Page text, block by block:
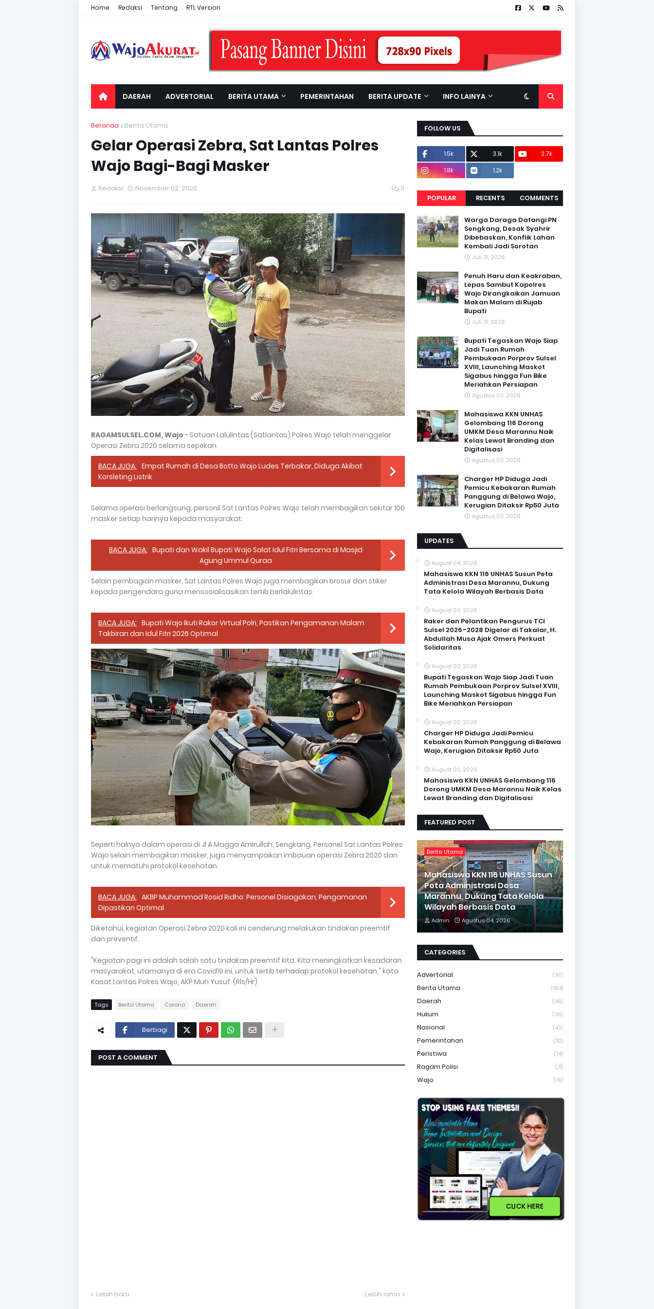
Home Redaksi Tentang RTL Version
DAERAH ADVERTORIAL BERITA UTAMA PEMERINTAHAN BERITA UPDATE INFO LAINYA
Beranda Berita Utama
Gelar Operasi Zebra, Sat Lantas Polres
Wajo Bagi-Bagi Masker
Redaksi November 02, 2020 0
RAGAMSULSEL.COM, Wajo - Satuan Lalulintas (Satlantas) Polres Wajo telah menggelar
Operasi Zebra 2020 selama sepekan.
BACA JUGA: Empat Rumah di Desa Botto Wajo Ludes Terbakar, Diduga Akibat
Korsleting Listrik
Selama operasi berlangsung, personil Sat Lantas Polres Wajo telah membagikan sekitar 100
masker setiap harinya kepada masyarakat.
BACA JUGA: Bupati dan Wakil Bupati Wajo Salat Idul Fitri Bersama di Masjid
Agung Ummul Quraa
Selain pembagian masker, Sat Lantas Polres Wajo juga membagikan brosur dan stiker
kepada pengendara guna mensosialisasikan tertib berlalulintas.
BACA JUGA: Bupati Wajo Ikuti Rakor Virtual Polri, Pastikan Pengamanan Malam
Takbiran dan Idul Fitri 2026 Optimal
Seperti halnya dalam operasi di Jl A Magga Amirullah, Sengkang. Personel Sat Lantas Polres
Wajo selain membagikan masker, juga menyampaikan imbauan operasi Zebra 2020 dan
untuk mematuhi protokol kesehatan.
BACA JUGA: AKBP Muhammad Rosid Ridho: Personel Disiagakan, Pengamanan
Dipastikan Optimal
Diketahui, kegiatan Operasi Zebra 2020 kali ini cenderung melakukan tindakan preemtif
dan preventif.
"Kegiatan pagi ini adalah salah satu tindakan preemtif kita. Kita meningkatkan kesadaran
masyarakat, utamanya di era Covid19 ini, untuk tertib terhadap protokol kesehatan," kata
Kasat Lantas Polres Wajo, AKP Muh Yusuf. (Rls/Hr)
Tags Berita Utama Corona Daerah
Berbagi
POST A COMMENT
Lebih baru Lebih lama
FOLLOW US
1.5k 3.1k
2.7k
1.8k
1.2k
POPULAR RECENTS COMMENTS
Warga Daraga Datangi PN
Sengkang, Desak Syahrir
Dibebaskan, Konflik Lahan
Kembali Jadi Sorotan
Juli 31, 2026
Penuh Haru dan Keakraban,
Lepas Sambut Kapolres
Wajo Dirangkaikan Jamuan
Makan Malam di Rujab
Bupati
Juli 31, 2026
Bupati Tegaskan Wajo Siap
Jadi Tuan Rumah
Pembukaan Porprov Sulsel
XVIII, Launching Maskot
Sigabus hingga Fun Bike
Meriahkan Persiapan
Agustus 02, 2026
Mahasiswa KKN UNHAS
Gelombang 116 Dorong
UMKM Desa Marannu Naik
Kelas Lewat Branding dan
Digitalisasi
Agustus 02, 2026
Charger HP Diduga Jadi
Pemicu Kebakaran Rumah
Panggung di Belawa Wajo,
Kerugian Ditaksir Rp50 Juta
Agustus 02, 2026
UPDATES
August 04, 2026
Mahasiswa KKN 116 UNHAS Susun Peta
Administrasi Desa Marannu, Dukung
Tata Kelola Wilayah Berbasis Data
August 03, 2026
Raker dan Pelantikan Pengurus TCI
Sulsel 2026–2028 Digelar di Takalar, H.
Abdullah Musa Ajak Omers Perkuat
Solidaritas
August 02, 2026
Bupati Tegaskan Wajo Siap Jadi Tuan
Rumah Pembukaan Porprov Sulsel XVIII,
Launching Maskot Sigabus hingga Fun
Bike Meriahkan Persiapan
August 02, 2026
Charger HP Diduga Jadi Pemicu
Kebakaran Rumah Panggung di Belawa
Wajo, Kerugian Ditaksir Rp50 Juta
August 02, 2026
Mahasiswa KKN UNHAS Gelombang 116
Dorong UMKM Desa Marannu Naik Kelas
Lewat Branding dan Digitalisasi
FEATURED POST
Berita Utama
Mahasiswa KKN 116 UNHAS Susun
Peta Administrasi Desa
Marannu, Dukung Tata Kelola
Wilayah Berbasis Data
Admin Agustus 04, 2026
CATEGORIES
Advertorial (30)
Berita Utama (594)
Daerah (149)
Hukum (36)
Nasional (43)
Pemerintahan (112)
Peristiwa (74)
Ragam Polisi (71)
Wajo (76)
CLICK HERE